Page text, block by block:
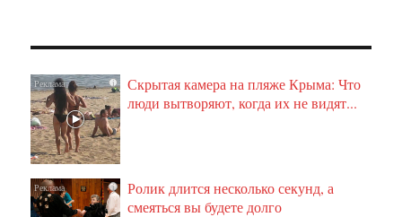
i
Скрытая камера на пляже Крыма: Что
люди вытворяют, когда их не видят...
i
Ролик длится несколько секунд, а
смеяться вы будете долго